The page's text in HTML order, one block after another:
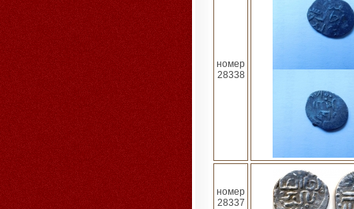
номер
28338
номер
28337